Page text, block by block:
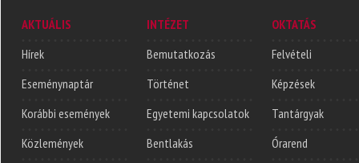
AKTUÁLIS
Hírek
Eseménynaptár
Korábbi események
Közlemények
INTÉZET
Bemutatkozás
Történet
Egyetemi kapcsolatok
Bentlakás
OKTATÁS
Felvételi
Képzések
Tantárgyak
Órarend